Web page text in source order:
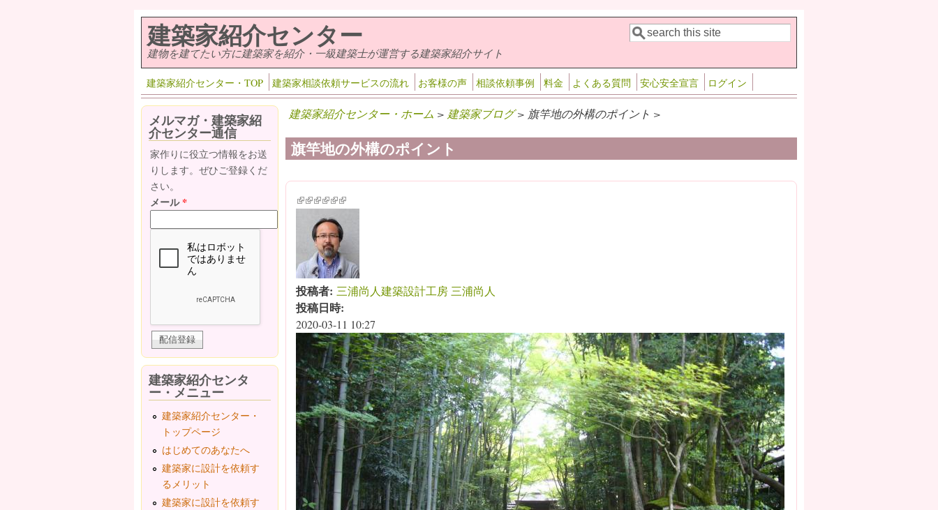
建築家紹介センター
建物を建てたい方に建築家を紹介・一級建築士が運営する建築家紹介サイト 検索フォーム
検索
建築家紹介センター・TOP 建築家相談依頼サービスの流れ お客様の声 相談依頼事例 料金 よくある質問 安心安全宣言 ログイン
建築家紹介センター・ホーム > 建築家ブログ> 旗竿地の外構のポイント >
旗竿地の外構のポイント
(link is external)
(link is external)
(link is external)
(link is external)
(link is external)
(link is external)
投稿者: 三浦尚人建築設計工房 三浦尚人
投稿日時:
2020-03-11 10:27
メルマガ・建築家紹
介センター通信
家作りに役立つ情報をお送
りします。ぜひご登録くだ
さい。
メール*
建築家紹介センタ
ー・メニュー
建築家紹介センター・
トップページ
はじめてのあなたへ
建築家に設計を依頼す
るメリット
建築家に設計を依頼す